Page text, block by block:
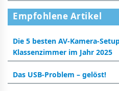
Empfohlene Artikel
Die 5 besten AV-Kamera-
Klassenzimmer im Jahr 2025
Das USB-Problem – gelöst!